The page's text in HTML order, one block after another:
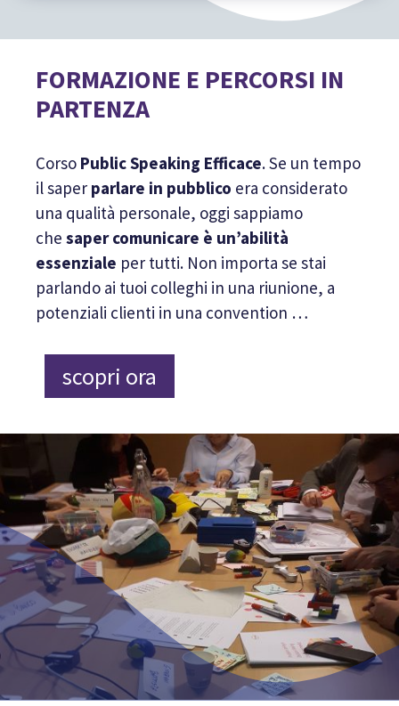
FORMAZIONE E PERCORSI IN
PARTENZA
Corso Public Speaking Efficace.Se un tempo
il saper parlare in pubblico era considerato
una qualità personale, oggi sappiamo
che saper comunicare è un’abilità
essenziale per tutti. Non importa se stai
parlando ai tuoi colleghi in una riunione, a
potenziali clienti in una convention …
scopri ora